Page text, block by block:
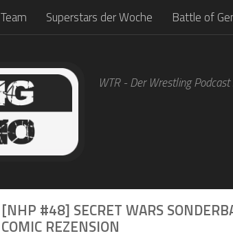
Team Superstars der Woche Battle of
WTR - Der Wrestling
[NHP #48] SECRET WARS
COMIC REZENSION